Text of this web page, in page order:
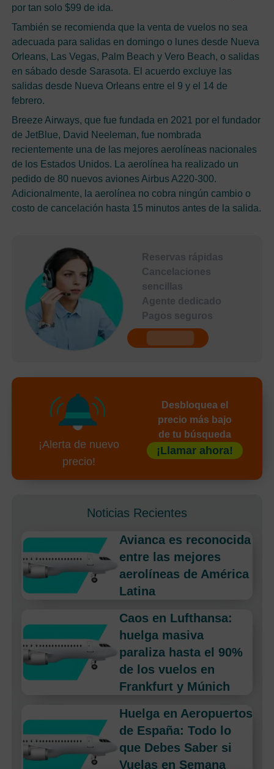
por tan solo $99 de ida.
También se recomienda que la venta de vuelos no sea
adecuada para salidas en domingo o lunes desde Nueva
Orleans, Las Vegas, Palm Beach y Vero Beach, o salidas
en sábado desde Sarasota. El acuerdo excluye las
salidas desde Nueva Orleans entre el 9 y el 14 de
febrero.
Breeze Airways, que fue fundada en 2021 por el fundador
de JetBlue, David Neeleman, fue nombrada
recientemente una de las mejores aerolíneas nacionales
de los Estados Unidos. La aerolínea ha realizado un
pedido de 80 nuevos aviones Airbus A220-300.
Adicionalmente, la aerolínea no cobra ningún cambio o
costo de cancelación hasta 15 minutos antes de la salida.
Reservas rápidas
Cancelaciones
sencillas
Agente dedicado
Pagos seguros
¡Alerta de nuevo
precio!
Desbloquea el
precio más bajo
de tu búsqueda
¡Llamar ahora!
Noticias Recientes
Avianca es reconocida
entre las mejores
aerolíneas de América
Latina
Caos en Lufthansa:
huelga masiva
paraliza hasta el 90%
de los vuelos en
Frankfurt y Múnich
Huelga en Aeropuertos
de España: Todo lo
que Debes Saber si
Vuelas en Semana